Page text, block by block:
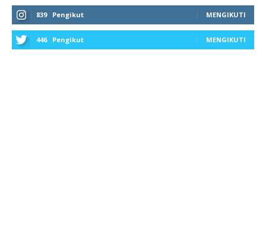
839 Pengikut MENGIKUTI
446 Pengikut MENGIKUTI